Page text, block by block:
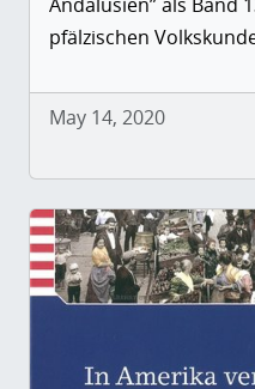
pfälzischen
May 14, 2020